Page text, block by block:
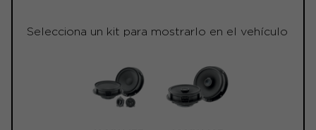
Selecciona un kit para mostrarlo en el vehículo